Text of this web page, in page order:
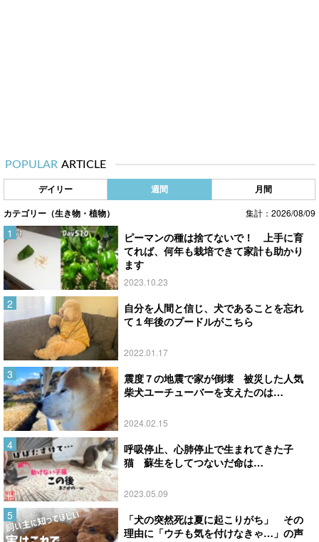
POPULAR ARTICLE
デイリー 週間 月間
カテゴリー（生き物・植物） 集計：2026/08/09
ピーマンの種は捨てないで！ 上手に育
てれば、何年も栽培できて家計も助かり
ます
2023.10.23
自分を人間と信じ、犬であることを忘れ
て１年後のプードルがこちら
2022.01.17
震度７の地震で家が倒壊 被災した人気
柴犬ユーチューバーを支えたのは…
2024.02.15
呼吸停止、心肺停止で生まれてきた子
猫 蘇生をしてつないだ命は…
2023.05.09
「犬の突然死は夏に起こりがち」 その
理由に「ウチも気を付けなきゃ…」の声